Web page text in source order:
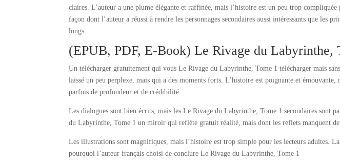
claires. L’auteur a une plume élégante et raffinée, mais l’histoire est un peu trop
façon dont l’auteur a réussi à rendre les personnages secondaires aussi intéressants que les
longs.
(EPUB, PDF, E-Book) Le Rivage du Labyrinthe,
Un télécharger gratuitement qui vous Le Rivage du Labyrinthe, Tome 1 télécharger mais
laissé un peu perplexe, mais qui a des moments forts. L’histoire est poignante et émouvante,
parfois de profondeur et de crédibilité.
Les dialogues sont bien écrits, mais les Le Rivage du Labyrinthe, Tome 1 secondaires sont
du Labyrinthe, Tome 1 un miroir qui reflète gratuit réalité, mais dont les reflets manquent de
Les illustrations sont magnifiques, mais l’histoire est trop simple pour les lecteurs adultes.
pourquoi l’auteur français choisi de conclure Le Rivage du Labyrinthe, Tome 1